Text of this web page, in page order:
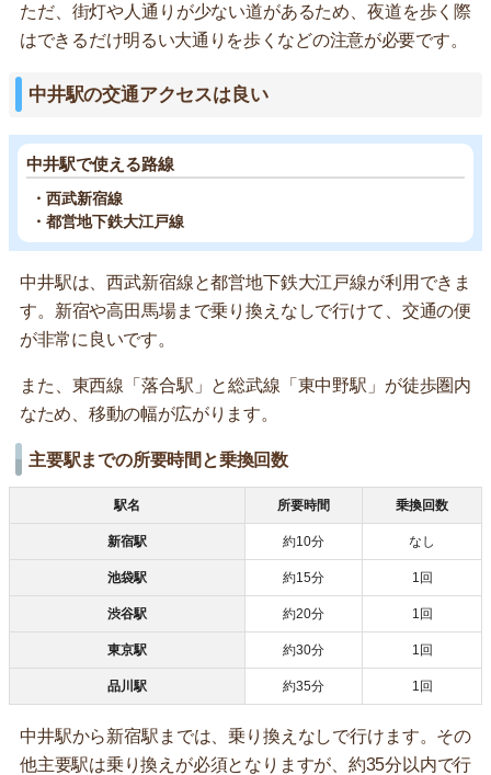
ただ、街灯や人通りが少ない道があるため、夜道を歩く際
はできるだけ明るい大通りを歩くなどの注意が必要です。
中井駅の交通アクセスは良い
中井駅で使える路線
・西武新宿線
・都営地下鉄大江戸線
中井駅は、西武新宿線と都営地下鉄大江戸線が利用できま
す。新宿や高田馬場まで乗り換えなしで行けて、交通の便
が非常に良いです。
また、東西線「落合駅」と総武線「東中野駅」が徒歩圏内
なため、移動の幅が広がります。
主要駅までの所要時間と乗換回数
駅名 所要時間 乗換回数
新宿駅 約10分 なし
池袋駅 約15分 1回
渋谷駅 約20分 1回
東京駅 約30分 1回
品川駅 約35分 1回
中井駅から新宿駅までは、乗り換えなしで行けます。その
他主要駅は乗り換えが必須となりますが、約35分以内で行